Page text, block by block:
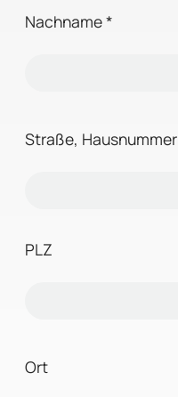
Nachname*
Straße, Hausnummer
PLZ
Ort